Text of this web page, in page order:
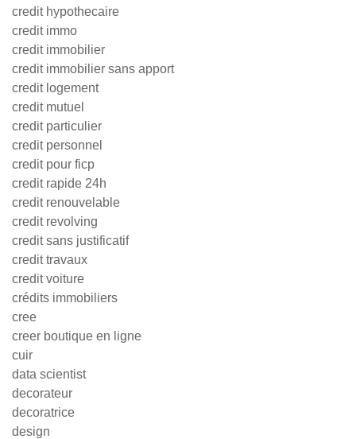
credit hypothecaire
credit immo
credit immobilier
credit immobilier sans apport
credit logement
credit mutuel
credit particulier
credit personnel
credit pour ficp
credit rapide 24h
credit renouvelable
credit revolving
credit sans justificatif
credit travaux
credit voiture
crédits immobiliers
cree
creer boutique en ligne
cuir
data scientist
decorateur
decoratrice
design